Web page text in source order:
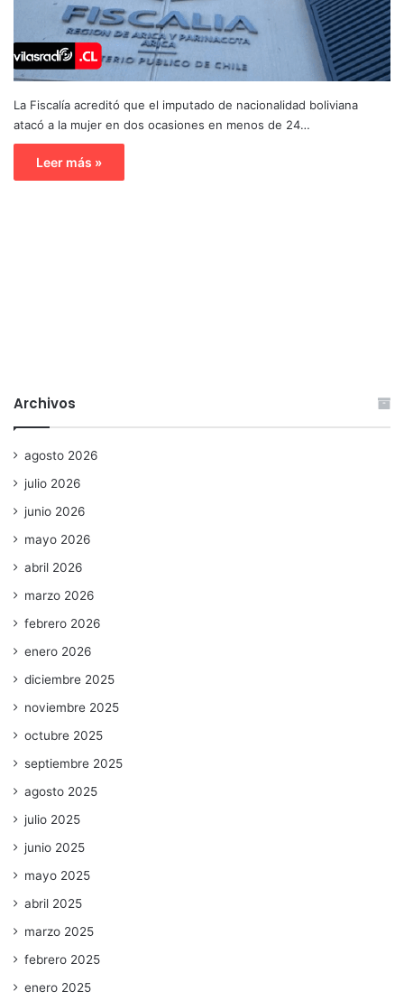
La Fiscalía acreditó que el imputado de nacionalidad boliviana
atacó a la mujer en dos ocasiones en menos de 24…
Leer más »
Archivos
agosto 2026
julio 2026
junio 2026
mayo 2026
abril 2026
marzo 2026
febrero 2026
enero 2026
diciembre 2025
noviembre 2025
octubre 2025
septiembre 2025
agosto 2025
julio 2025
junio 2025
mayo 2025
abril 2025
marzo 2025
febrero 2025
enero 2025